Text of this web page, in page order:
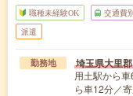
職種未経験OK 交通費
派遣
勤務地 埼玉県大里郡
用土駅から
ら車12分／